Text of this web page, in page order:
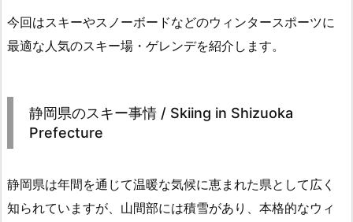
今回はスキーやスノーボードなどのウィンタースポーツに
最適な人気のスキー場・ゲレンデを紹介します。
静岡県のスキー事情 / Skiing in Shizuoka
Prefecture
静岡県は年間を通じて温暖な気候に恵まれた県として広く
知られていますが、山間部には積雪があり、本格的なウィ